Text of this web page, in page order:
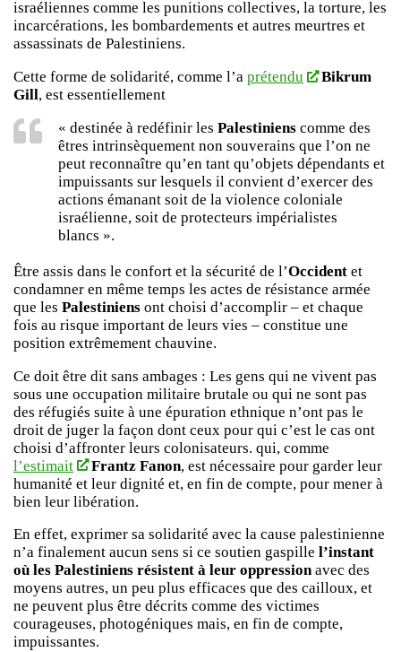
israéliennes comme les punitions collectives, la torture, les
incarcérations, les bombardements et autres meurtres et
assassinats de Palestiniens.
Cette forme de solidarité, comme l’a prétendu
Bikrum
Gill, est essentiellement
« destinée à redéfinir les Palestiniens comme des
êtres intrinsèquement non souverains que l’on ne
peut reconnaître qu’en tant qu’objets dépendants et
impuissants sur lesquels il convient d’exercer des
actions émanant soit de la violence coloniale
israélienne, soit de protecteurs impérialistes
blancs ».
Être assis dans le confort et la sécurité de l’Occident et
condamner en même temps les actes de résistance armée
que les Palestiniens ont choisi d’accomplir – et chaque
fois au risque important de leurs vies – constitue une
position extrêmement chauvine.
Ce doit être dit sans ambages : Les gens qui ne vivent pas
sous une occupation militaire brutale ou qui ne sont pas
des réfugiés suite à une épuration ethnique n’ont pas le
droit de juger la façon dont ceux pour qui c’est le cas ont
choisi d’affronter leurs colonisateurs. qui, comme
l’estimait
Frantz Fanon, est nécessaire pour garder leur
humanité et leur dignité et, en fin de compte, pour mener à
bien leur libération.
En effet, exprimer sa solidarité avec la cause palestinienne
n’a finalement aucun sens si ce soutien gaspille l’instant
où les Palestiniens résistent à leur oppressionavec des
moyens autres, un peu plus efficaces que des cailloux, et
ne peuvent plus être décrits comme des victimes
courageuses, photogéniques mais, en fin de compte,
impuissantes.